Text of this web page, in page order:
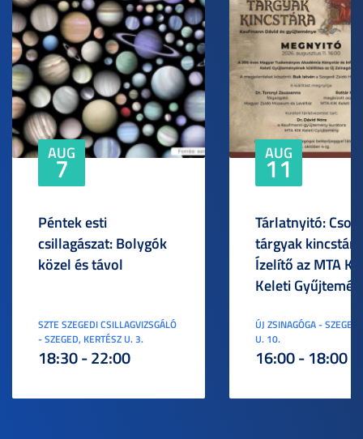
AUG
7
Péntek esti
csillagászat: Bolygók
közel és távol
SZTE SZEGEDI CSILLAGVIZSGÁLÓ
- SZEGED, KERTÉSZ U. 3.
18:30 - 22:00
AUG
11
Tárlatnyitó:
tárgyak
Ízelítő az MTA
Keleti
ÚJ ZSINAGÓGA -
U. 10.
16:00 - 18:00